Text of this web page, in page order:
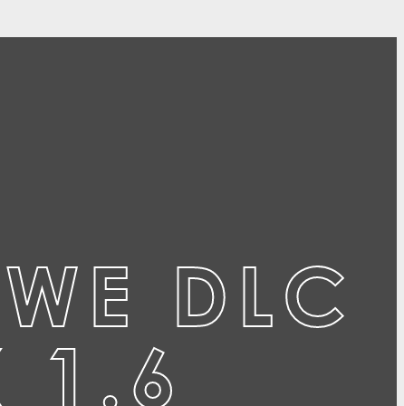
DLC
1.6